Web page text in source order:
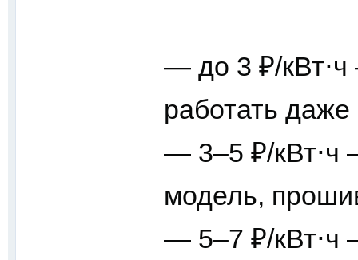
— до 3 ₽/кВт⋅ч
работать
— 3–5 ₽/кВт⋅ч
модель,
— 5–7 ₽/кВт⋅ч